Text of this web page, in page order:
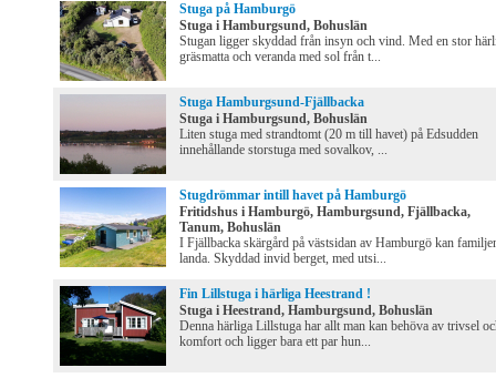
Stuga på Hamburgö
Stuga i Hamburgsund, Bohuslän
Stugan ligger skyddad från insyn och vind. Med en stor
gräsmatta och veranda med sol från t...
Stuga Hamburgsund-Fjällbacka
Stuga i Hamburgsund, Bohuslän
Liten stuga med strandtomt (20 m till havet) på Edsudden
innehållande storstuga med sovalkov, ...
Stugdrömmar intill havet på Hamburgö
Fritidshus i Hamburgö, Hamburgsund, Fjällbacka,
Tanum, Bohuslän
I Fjällbacka skärgård på västsidan av Hamburgö kan
landa. Skyddad invid berget, med utsi...
Fin Lillstuga i härliga Heestrand !
Stuga i Heestrand, Hamburgsund, Bohuslän
Denna härliga Lillstuga har allt man kan behöva av trivsel
komfort och ligger bara ett par hun...